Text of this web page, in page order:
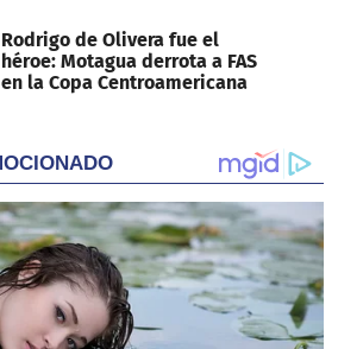
Rodrigo de Olivera fue el
héroe: Motagua derrota a FAS
en la Copa Centroamericana